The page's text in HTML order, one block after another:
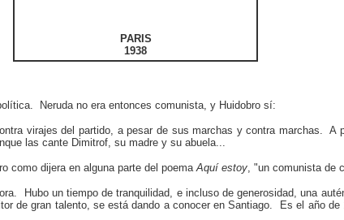
PARIS
1938
Neruda no era entonces comunista, y Huidobro sí:
virajes del partido, a pesar de sus marchas y contra marchas. A
las cante Dimitrof, su madre y su abuela...
como dijera en alguna parte del poemaAquí estoy, "un comunista de
Hubo un tiempo de tranquilidad, e incluso de generosidad, una
de gran talento, se está dando a conocer en Santiago. Es el año